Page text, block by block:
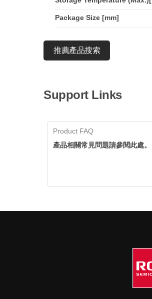
Package Size [mm]
推薦產品搜索
Support Links
Product FAQ
產品相關常見問題請參閱此處。